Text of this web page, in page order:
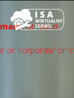
mainnot found.
or 'сorporate' or